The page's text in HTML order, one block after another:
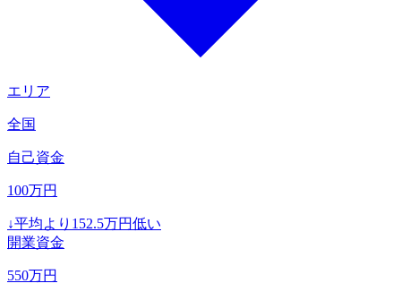
エリア
全国
自己資金
100万円
↓平均より 152.5万円低い
開業資金
550万円